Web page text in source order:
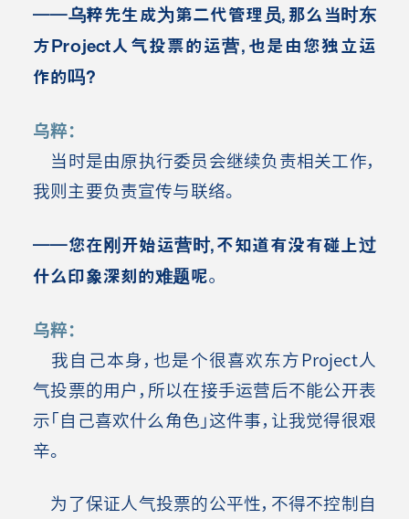
――乌粹先生成为第二代管理员，那么当时东
方Project人气投票的运营，也是由您独立运
作的吗？
乌粹：
当时是由原执行委员会继续负责相关工作，
我则主要负责宣传与联络。
――您在刚开始运营时，不知道有没有碰上过
什么印象深刻的难题呢。
乌粹：
我自己本身，也是个很喜欢东方Project人
气投票的用户，所以在接手运营后不能公开表
示「自己喜欢什么角色」这件事，让我觉得很艰
辛。
为了保证人气投票的公平性，不得不控制自